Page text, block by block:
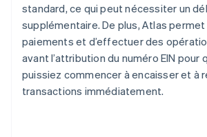
standard, ce qui peut nécessiter un
supplémentaire. De plus, Atlas permet
paiements et d’effectuer des
avant l’attribution du numéro EIN pour
puissiez commencer à encaisser et à
transactions immédiatement.